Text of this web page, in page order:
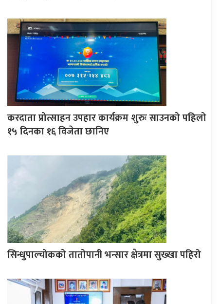
करदाता प्रोत्साहन उपहार कार्यक्रम शुरुः साउनको पहिलो
१५ दिनका १६ विजेता छानिए
सिन्धुपाल्चोकको तातोपानी भन्सार क्षेत्रमा सुख्खा पहिरो